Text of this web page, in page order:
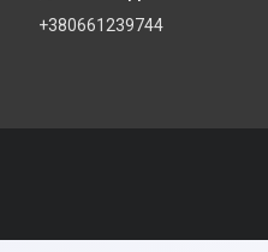
+380661239744